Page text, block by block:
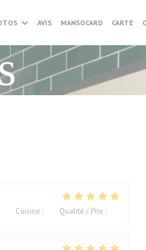
AVIS MANSOCARD CARTE
Cuisine : Qualité / Prix :